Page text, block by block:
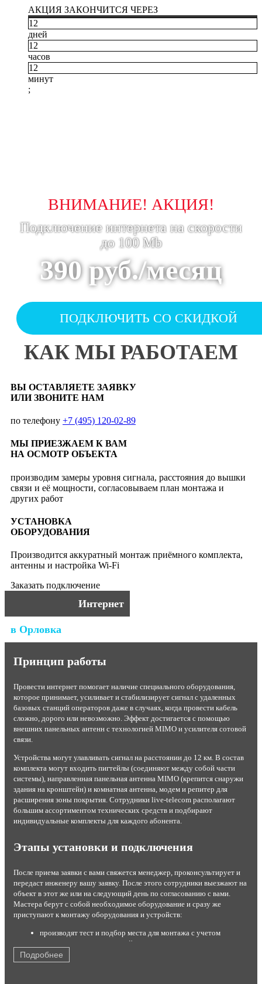
АКЦИЯ ЗАКОНЧИТСЯ ЧЕРЕЗ
12
дней
12
часов
12
минут
;
ВНИМАНИЕ! АКЦИЯ!
Подключение интернета на скорости
до 100 Mb
390 руб./месяц
ПОДКЛЮЧИТЬ СО СКИДКОЙ
КАК МЫ РАБОТАЕМ
ВЫ ОСТАВЛЯЕТЕ ЗАЯВКУ
ИЛИ ЗВОНИТЕ НАМ
по телефону +7 (495) 120-02-89
МЫ ПРИЕЗЖАЕМ К ВАМ
НА ОСМОТР ОБЪЕКТА
производим замеры уровня сигнала, расстояния до вышки
связи и её мощности, согласовываем план монтажа и
других работ
УСТАНОВКА
ОБОРУДОВАНИЯ
Производится аккуратный монтаж приёмного комплекта,
антенны и настройка Wi-Fi
Заказать подключение
Интернет
в Орловка
Принцип работы
Провести интернет помогает наличие специального оборудования,
которое принимает, усиливает и стабилизирует сигнал с удаленных
базовых станций операторов даже в случаях, когда провести кабель
сложно, дорого или невозможно. Эффект достигается с помощью
внешних панельных антенн с технологией MIMO и усилителя сотовой
связи.
Устройства могут улавливать сигнал на расстоянии до 12 км. В состав
комплекта могут входить пигтейлы (соединяют между собой части
системы), направленная панельная антенна MIMO (крепится снаружи
здания на кронштейн) и комнатная антенна, модем и репитер для
расширения зоны покрытия. Сотрудники live-telecom располагают
большим ассортиментом технических средств и подбирают
индивидуальные комплекты для каждого абонента.
Этапы установки и подключения
После приема заявки с вами свяжется менеджер, проконсультирует и
передаст инженеру вашу заявку. После этого сотрудники выезжают на
объект в этот же или на следующий день по согласованию с вами.
Мастера берут с собой необходимое оборудование и сразу же
приступают к монтажу оборудования и устройств:
производят тест и подбор места для монтажа с учетом
результатов теста и условий эксплуатации;
устанавливают комплект на стену или крышу;
настраивают максимальный прием сигнала от станции;
Подробнее